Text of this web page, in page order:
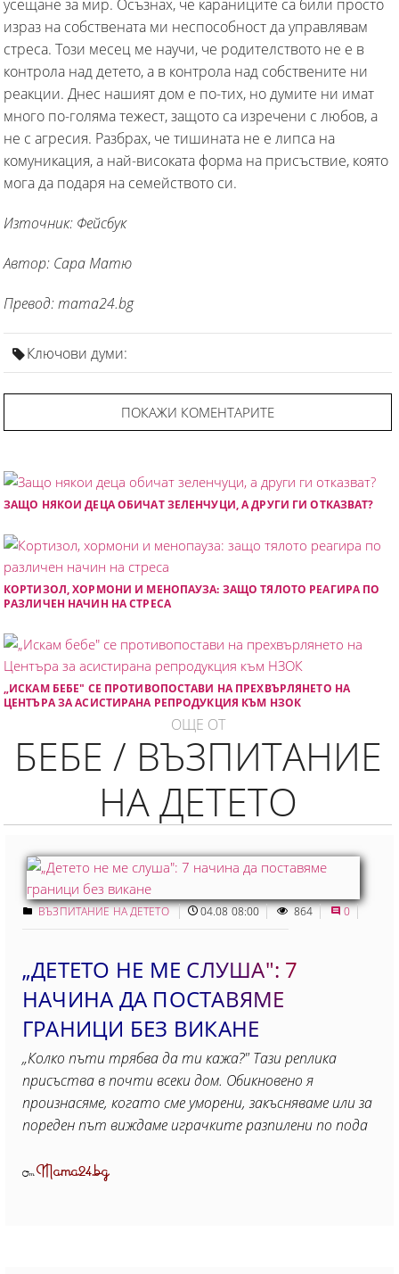
усещане за мир. Осъзнах, че караниците са били просто
израз на собствената ми неспособност да управлявам
стреса. Този месец ме научи, че родителството не е в
контрола над детето, а в контрола над собствените ни
реакции. Днес нашият дом е по-тих, но думите ни имат
много по-голяма тежест, защото са изречени с любов, а
не с агресия. Разбрах, че тишината не е липса на
комуникация, а най-високата форма на присъствие, която
мога да подаря на семейството си.
Източник: Фейсбук
Автор: Сара Матю
Превод: mama24.bg
Ключови думи:
ПОКАЖИ КОМЕНТАРИТЕ
ЗАЩО НЯКОИ ДЕЦА ОБИЧАТ ЗЕЛЕНЧУЦИ, А ДРУГИ ГИ ОТКАЗВАТ?
КОРТИЗОЛ, ХОРМОНИ И МЕНОПАУЗА: ЗАЩО ТЯЛОТО РЕАГИРА ПО
РАЗЛИЧЕН НАЧИН НА СТРЕСА
„ИСКАМ БЕБЕ" СЕ ПРОТИВОПОСТАВИ НА ПРЕХВЪРЛЯНЕТО НА
ЦЕНТЪРА ЗА АСИСТИРАНА РЕПРОДУКЦИЯ КЪМ НЗОК
ОЩЕ ОТ
БЕБЕ / ВЪЗПИТАНИЕ
НА ДЕТЕТО
ВЪЗПИТАНИЕ НА ДЕТЕТО 04.08 08:00 864 0
„ДЕТЕТО НЕ МЕ СЛУША": 7
НАЧИНА ДА ПОСТАВЯМЕ
ГРАНИЦИ БЕЗ ВИКАНЕ
„Колко пъти трябва да ти кажа?" Тази реплика
присъства в почти всеки дом. Обикновено я
произнасяме, когато сме уморени, закъсняваме или за
пореден път виждаме играчките разпилени по пода
ОтMama24.bg